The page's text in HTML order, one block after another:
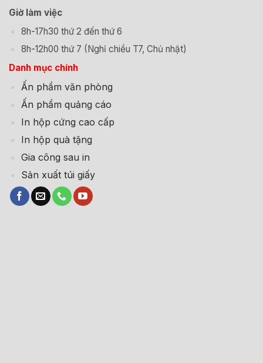
Giờ làm việc
8h-17h30 thứ 2 đến thứ 6
8h-12h00 thứ 7 (Nghỉ chiều T7, Chủ nhật)
Danh mục chính
Ấn phẩm văn phòng
Ấn phẩm quảng cáo
In hộp cứng cao cấp
In hộp quà tặng
Gia công sau in
Sản xuất túi giấy